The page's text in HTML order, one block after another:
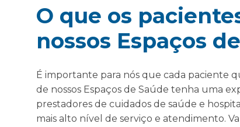
O que os
nossos Espaços
É importante para nós que cada paciente
de nossos Espaços de Saúde tenha uma
prestadores de cuidados de saúde e
mais alto nível de serviço e atendimento.